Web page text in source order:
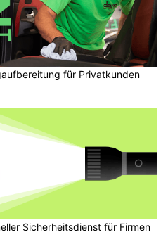
für Privatkunden
Sicherheitsdienst für Firmen